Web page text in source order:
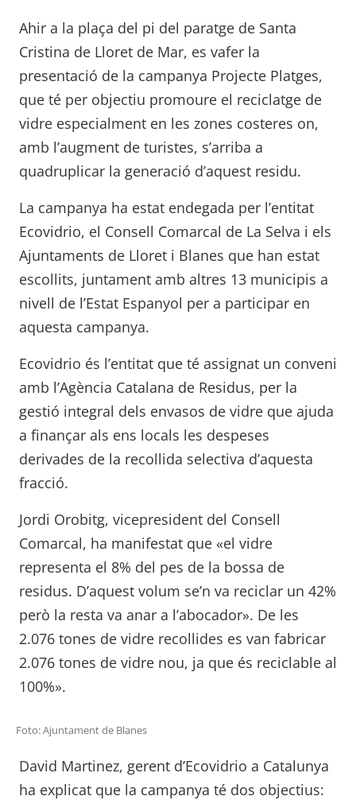
Ahir a la plaça del pi del paratge de Santa
Cristina de Lloret de Mar, es vafer la
presentació de la campanya Projecte Platges,
que té per objectiu promoure el reciclatge de
vidre especialment en les zones costeres on,
amb l’augment de turistes, s’arriba a
quadruplicar la generació d’aquest residu.
La campanya ha estat endegada per l’entitat
Ecovidrio, el Consell Comarcal de La Selva i els
Ajuntaments de Lloret i Blanes que han estat
escollits, juntament amb altres 13 municipis a
nivell de l’Estat Espanyol per a participar en
aquesta campanya.
Ecovidrio és l’entitat que té assignat un conveni
amb l’Agència Catalana de Residus, per la
gestió integral dels envasos de vidre que ajuda
a finançar als ens locals les despeses
derivades de la recollida selectiva d’aquesta
fracció.
Jordi Orobitg, vicepresident del Consell
Comarcal, ha manifestat que «el vidre
representa el 8% del pes de la bossa de
residus. D’aquest volum se’n va reciclar un 42%
però la resta va anar a l’abocador». De les
2.076 tones de vidre recollides es van fabricar
2.076 tones de vidre nou, ja que és reciclable al
100%».
Foto: Ajuntament de Blanes
David Martinez, gerent d’Ecovidrio a Catalunya
ha explicat que la campanya té dos objectius: